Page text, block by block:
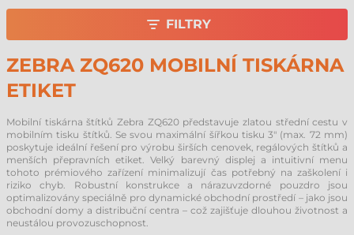
ZEBRA ZQ620 MOBILNÍ TISKÁRNA
ETIKET
Mobilní tiskárna štítků Zebra ZQ620 představuje zlatou střední cestu v
mobilním tisku štítků. Se svou maximální šířkou tisku 3" (max. 72 mm)
poskytuje ideální řešení pro výrobu širších cenovek, regálových štítků a
menších přepravních etiket. Velký barevný displej a intuitivní menu
tohoto prémiového zařízení minimalizují čas potřebný na zaškolení i
riziko chyb. Robustní konstrukce a nárazuvzdorné pouzdro jsou
optimalizovány speciálně pro dynamické obchodní prostředí – jako jsou
obchodní domy a distribuční centra – což zajišťuje dlouhou životnost a
neustálou provozuschopnost.
FILTRY